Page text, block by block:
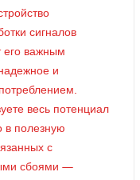
сигналов
его важным
и
весь потенциал
в полезную
с
сбоями —